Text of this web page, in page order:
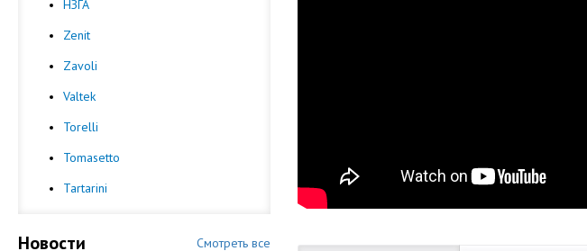
НЗГА
Zenit
Zavoli
Valtek
Torelli
Tomasetto
Tartarini
Новости Смотреть все